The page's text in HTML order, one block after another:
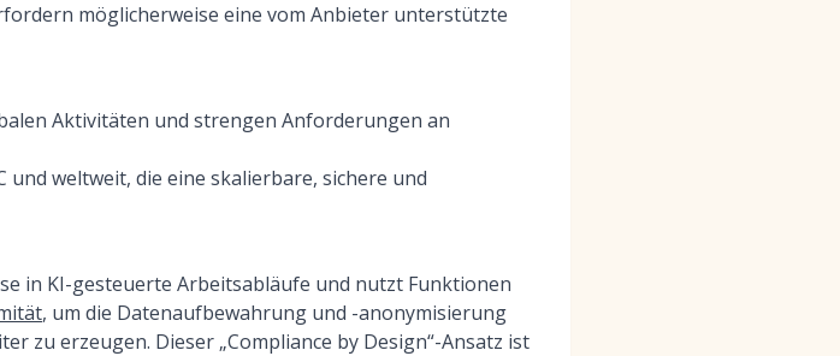
möglicherweise eine vom Anbieter unterstützte
Aktivitäten und strengen Anforderungen an
weltweit, die eine skalierbare, sichere und
in KI-gesteuerte Arbeitsabläufe und nutzt Funktionen
, um die Datenaufbewahrung und -anonymisierung
zu erzeugen. Dieser „Compliance by Design“-Ansatz ist